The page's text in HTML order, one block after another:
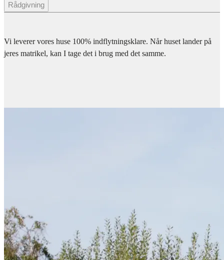
Rådgivning
Vi leverer vores huse 100% indflytningsklare. Når huset lander på
jeres matrikel, kan I tage det i brug med det samme.